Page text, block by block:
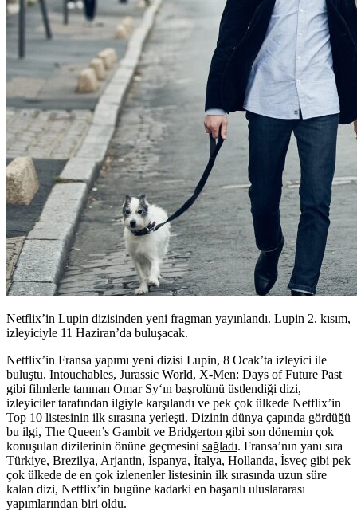
Netflix’in Lupin dizisinden yeni fragman yayınlandı. Lupin 2. kısım,
izleyiciyle 11 Haziran’da buluşacak.
Netflix’in Fransa yapımı yeni dizisi Lupin, 8 Ocak’ta izleyici ile
buluştu. Intouchables, Jurassic World, X-Men: Days of Future Past
gibi filmlerle tanınan Omar Sy‘ın başrolünü üstlendiği dizi,
izleyiciler tarafından ilgiyle karşılandı ve pek çok ülkede Netflix’in
Top 10 listesinin ilk sırasına yerleşti. Dizinin dünya çapında gördüğü
bu ilgi, The Queen’s Gambit ve Bridgerton gibi son dönemin çok
konuşulan dizilerinin önüne geçmesini sağladı. Fransa’nın yanı sıra
Türkiye, Brezilya, Arjantin, İspanya, İtalya, Hollanda, İsveç gibi pek
çok ülkede de en çok izlenenler listesinin ilk sırasında uzun süre
kalan dizi, Netflix’in bugüne kadarki en başarılı uluslararası
yapımlarından biri oldu.